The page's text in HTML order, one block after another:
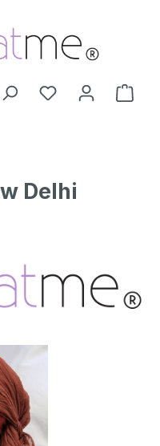
Je hebt 0 items
Delhi